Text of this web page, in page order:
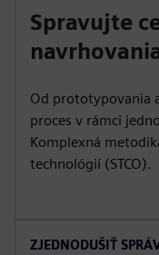
Spravujte
Od prototypovania
proces v rámci
Komplexná
technológií (STCO).
ZJEDNODUŠIŤ